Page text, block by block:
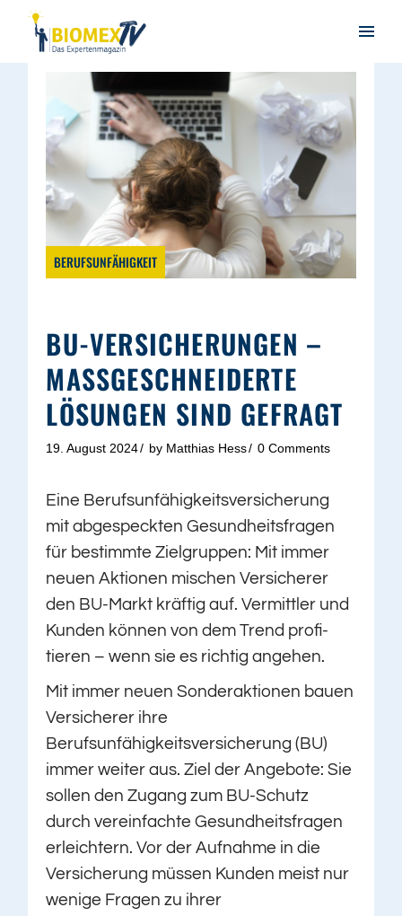
BERUFSUNFÄHIGKEIT
BU-VERSICHERUNGEN –
MASSGESCHNEIDERTE
LÖSUNGEN SIND GEFRAGT
19. August 2024 by Matthias Hess 0 Comments
Eine Berufsunfähigkeitsversicherung
mit abgespeckten Gesundheitsfragen
für bestimmte Zielgruppen: Mit immer
neuen Aktionen mischen Versicherer
den BU-Markt kräftig auf. Vermittler und
Kunden können von dem Trend profi­
tieren – wenn sie es richtig angehen.
Mit immer neuen Sonderaktionen bauen
Versicherer ihre
Berufsunfähigkeitsversicherung (BU)
immer weiter aus. Ziel der Angebote: Sie
sollen den Zugang zum BU-Schutz
durch vereinfachte Gesundheitsfragen
erleichtern. Vor der Aufnahme in die
Versicherung müssen Kunden meist nur
wenige Fragen zu ihrer